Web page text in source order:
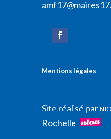
Mentions légales
Site réalisé par
Rochelle